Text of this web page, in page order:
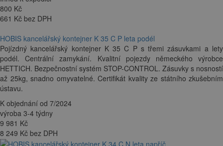
800 Kč
661 Kč bez DPH
HOBIS kancelářský kontejner K 35 C P leta podél
Pojízdný kancelářský kontejner K 35 C P s třemi zásuvkami a lety
podél. Centrální zamykání. Kvalitní pojezdy německého výrobce
HETTICH. Bezpečnostní systém STOP-CONTROL. Zásuvky s nosností
až 25kg, snadno omyvatelné. Certifikát kvality ze státního zkušebním
ústavu.
K objednání od 7/2024
výroba 3-4 týdny
9 981 Kč
8 249 Kč bez DPH